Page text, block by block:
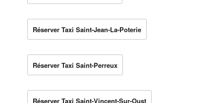
Réserver Taxi Saint-Jean-La-Poterie
Réserver Taxi Saint-Perreux
Réserver Taxi Saint-Vincent-Sur-Oust